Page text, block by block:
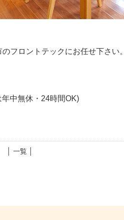
フロントテックにお任せ下さい。
年中無休・24時間OK)
│ 一覧 │